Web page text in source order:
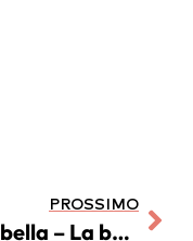
PROSSIMO
Luvabella – La bambola più cercata e venduta per il natale 2018